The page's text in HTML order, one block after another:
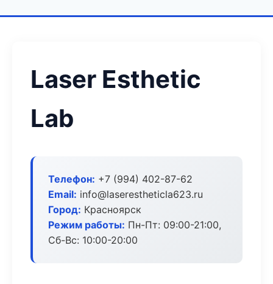
Laser Esthetic
Lab
Телефон: +7 (994) 402-87-62
Email: info@laserestheticla623.ru
Город: Красноярск
Режим работы: Пн-Пт: 09:00-21:00,
Сб-Вс: 10:00-20:00